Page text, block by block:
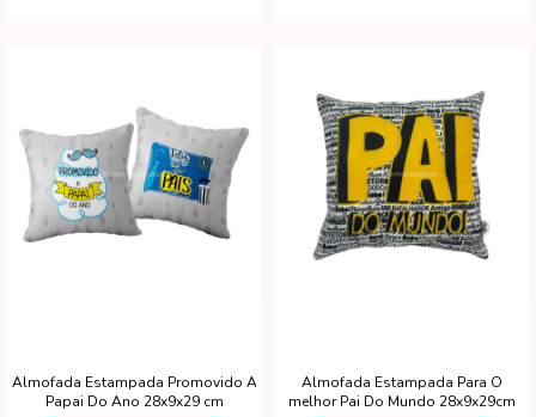
Almofada Estampada Promovido A
Papai Do Ano 28x9x29 cm
Almofada Estampada Para O
melhor Pai Do Mundo 28x9x29cm